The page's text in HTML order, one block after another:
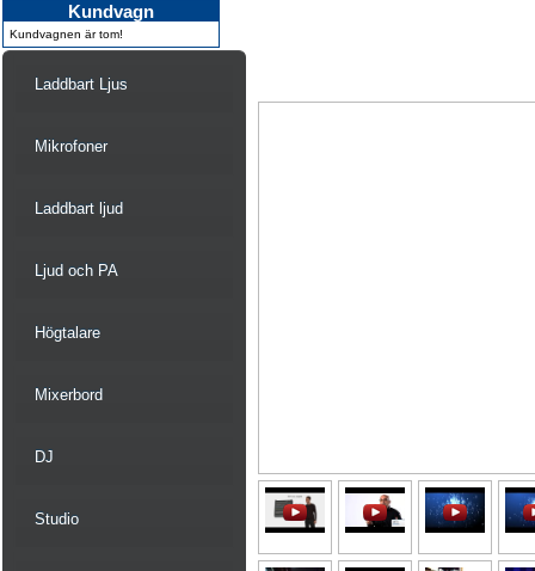
Kundvagn
Kundvagnen är tom!
Laddbart Ljus
Mikrofoner
Laddbart ljud
Ljud och PA
Högtalare
Mixerbord
DJ
Studio